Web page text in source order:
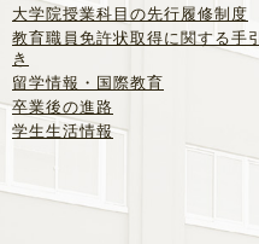
大学院授業科目の先行履修制度
教育職員免許状取得に関する手引
き
留学情報・国際教育
卒業後の進路
学生生活情報